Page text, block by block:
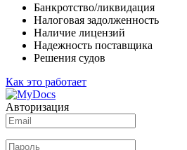
Банкротство/ликвидация
Налоговая задолженность
Наличие лицензий
Надежность поставщика
Решения судов
Как это работает
Авторизация